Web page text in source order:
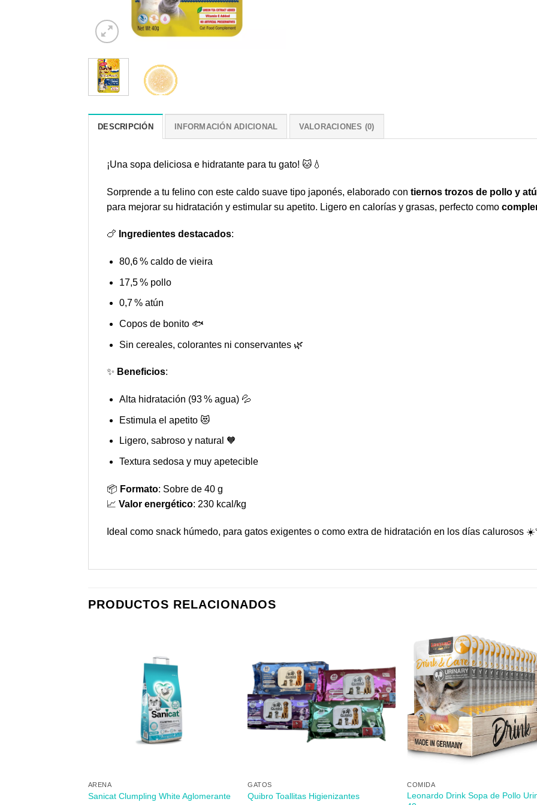
DESCRIPCIÓN INFORMACIÓN ADICIONAL VALORACIONES (0)
¡Una sopa deliciosa e hidratante para tu gato! 🐱💧
Sorprende a tu felino con este caldo suave tipo japonés, elaborado con tiernos trozos de pollo y
para mejorar su hidratación y estimular su apetito. Ligero en calorías y grasas, perfecto como
🍗 Ingredientes destacados:
80,6 % caldo de vieira
17,5 % pollo
0,7 % atún
Copos de bonito 🐟
Sin cereales, colorantes ni conservantes 🌿
✨ Beneficios:
Alta hidratación (93 % agua) 💦
Estimula el apetito 😻
Ligero, sabroso y natural 🧡
Textura sedosa y muy apetecible
📦 Formato: Sobre de 40 g
📈 Valor energético: 230 kcal/kg
Ideal como snack húmedo, para gatos exigentes o como extra de hidratación en los días calurosos
PRODUCTOS RELACIONADOS
ARENA
Sanicat Clumpling White Aglomerante
Añadir
a mi
lista de
los
deseos
GATOS
Quibro Toallitas Higienizantes
a
lista
COMIDA
Leonardo Drink Sopa de Pollo